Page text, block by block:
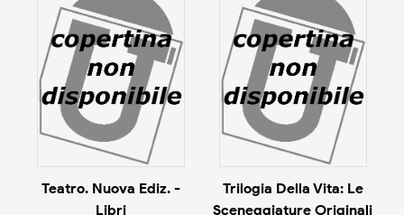
Teatro. Nuova Ediz. -
Libri
Trilogia Della Vita: Le
Sceneggiature Originali